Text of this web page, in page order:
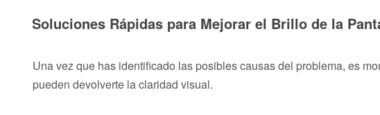
Soluciones Rápidas para Mejorar el Brillo de la
Una vez que has identificado las posibles causas del problema, es
pueden devolverte la claridad visual.